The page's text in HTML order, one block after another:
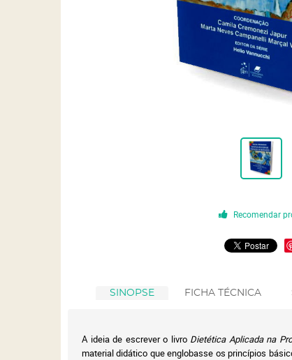
Recomendar
SINOPSE FICHA TÉCNICA
A ideia de escrever o livro Dietética Aplicada na
material didático que englobasse os princípios